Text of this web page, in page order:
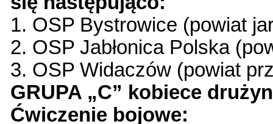
1. OSP Bystrowice (powiat
2. OSP Jabłonica Polska
3. OSP Widaczów (powiat
GRUPA „C” kobiece
Ćwiczenie bojowe: